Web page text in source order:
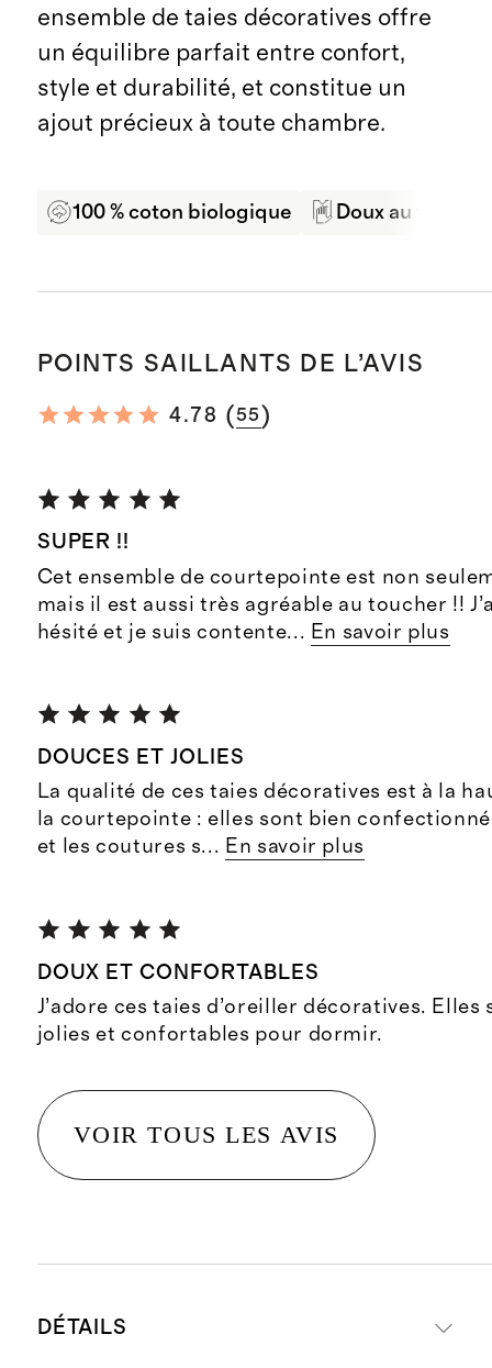
ensemble de taies décoratives offre
un équilibre parfait entre confort,
style et durabilité, et constitue un
ajout précieux à toute chambre.
100 % coton biologique Doux au toucher
POINTS SAILLANTS DE L’AVIS
4.78 (55 )
SUPER !!
Cet ensemble de courtepointe est non
mais il est aussi très agréable au toucher !!
hésité et je suis contente... En savoir plus
DOUCES ET JOLIES
La qualité de ces taies décoratives est à la
la courtepointe : elles sont bien
et les coutures s... En savoir plus
DOUX ET CONFORTABLES
J’adore ces taies d’oreiller décoratives. Elles
jolies et confortables pour dormir.
VOIR TOUS LES AVIS
DÉTAILS